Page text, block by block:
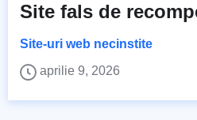
Site fals de
Site-uri web necinstite
aprilie 9, 2026